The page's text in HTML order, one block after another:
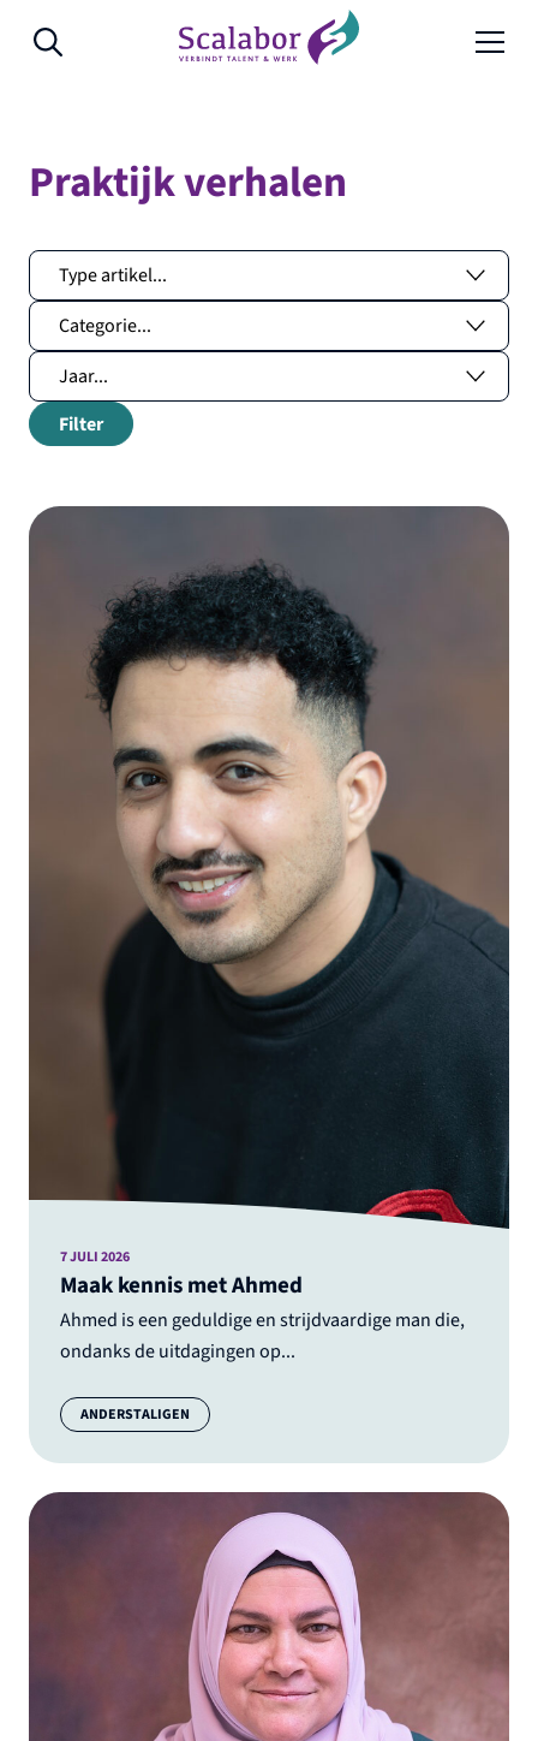
Praktijk verhalen
Filter
Maak kennis met Ahmed
Ahmed is een geduldige en strijdvaardige man die,
ondanks de uitdagingen op...
7 JULI 2026
Categorie:
ANDERSTALIGEN